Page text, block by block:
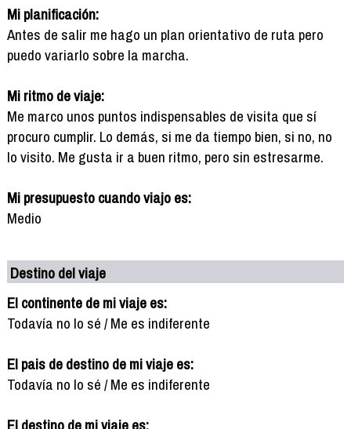
Mi planificación:
Antes de salir me hago un plan orientativo de ruta pero
puedo variarlo sobre la marcha.
Mi ritmo de viaje:
Me marco unos puntos indispensables de visita que sí
procuro cumplir. Lo demás, si me da tiempo bien, si no, no
lo visito. Me gusta ir a buen ritmo, pero sin estresarme.
Mi presupuesto cuando viajo es:
Medio
Destino del viaje
El continente de mi viaje es:
Todavía no lo sé / Me es indiferente
El pais de destino de mi viaje es:
Todavía no lo sé / Me es indiferente
El destino de mi viaje es: